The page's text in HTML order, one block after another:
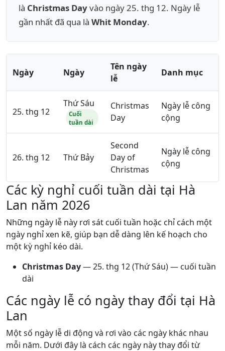
là Christmas Dayvào ngày 25. thg 12. Ngày lễ
gần nhất đã qua là Whit Monday.
Ngày Ngày
Tên ngày
lễ
Danh mục
25. thg 12
Thứ Sáu
Cuối
tuần dài
Christmas
Day
Ngày lễ công
cộng
26. thg 12 Thứ Bảy
Second
Day of
Christmas
Ngày lễ công
cộng
Các kỳ nghỉ cuối tuần dài tại Hà
Lan năm 2026
Những ngày lễ này rơi sát cuối tuần hoặc chỉ cách một
ngày nghỉ xen kẽ, giúp bạn dễ dàng lên kế hoạch cho
một kỳ nghỉ kéo dài.
Christmas Day—25. thg 12(Thứ Sáu) — cuối tuần
dài
Các ngày lễ có ngày thay đổi tại Hà
Lan
Một số ngày lễ di động và rơi vào các ngày khác nhau
mỗi năm. Dưới đây là cách các ngày này thay đổi từ